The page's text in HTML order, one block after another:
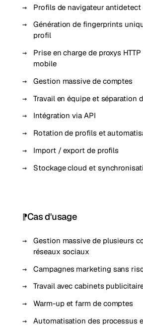
Profils de navigateur antidetect
Génération de fingerprints
profil
Prise en charge de proxys
mobile
Gestion massive de comptes
Travail en équipe et séparation
Intégration via API
Rotation de profils et
Import / export de profils
Stockage cloud et
Cas d'usage
Gestion massive de plusieurs
réseaux sociaux
Campagnes marketing sans
Travail avec cabinets
Warm-up et farm de comptes
Automatisation des processus